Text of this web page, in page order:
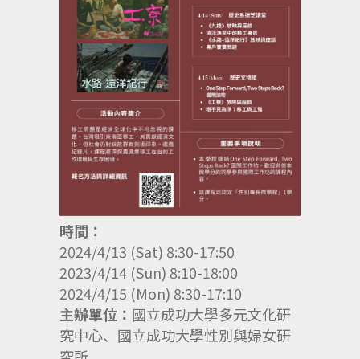
時間：
2024/4/13 (Sat) 8:30-17:50
2023/4/14 (Sun) 8:10-18:00
2024/4/15 (Mon) 8:30-17:10
主辦單位： 國立成功大學多元文化研
究中心、 國立成功大學性別與婦女研